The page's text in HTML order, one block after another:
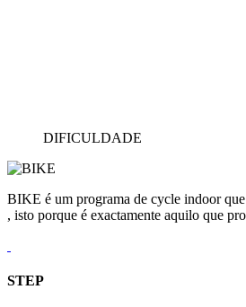
DIFICULDADE
BIKE é um programa de cycle indoor
, isto porque é exactamente aquilo que
STEP